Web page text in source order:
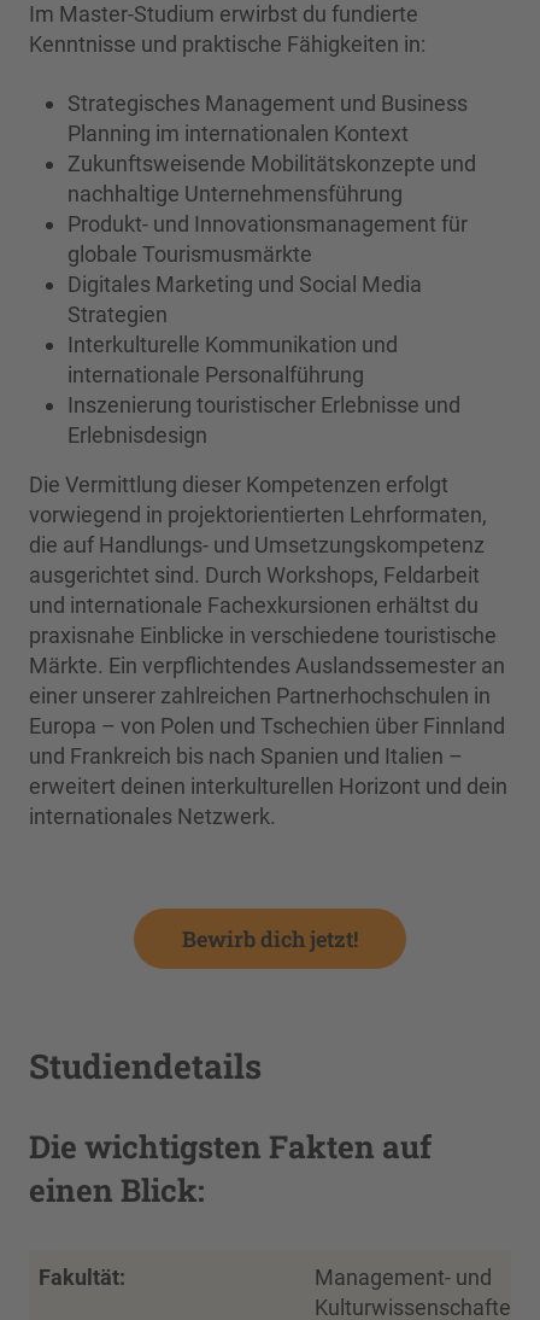
Im Master-Studium erwirbst du fundierte
Kenntnisse und praktische Fähigkeiten in:
Strategisches Management und Business
Planning im internationalen Kontext
Zukunftsweisende Mobilitätskonzepte und
nachhaltige Unternehmensführung
Produkt- und Innovationsmanagement für
globale Tourismusmärkte
Digitales Marketing und Social Media
Strategien
Interkulturelle Kommunikation und
internationale Personalführung
Inszenierung touristischer Erlebnisse und
Erlebnisdesign
Die Vermittlung dieser Kompetenzen erfolgt
vorwiegend in projektorientierten Lehrformaten,
die auf Handlungs- und Umsetzungskompetenz
ausgerichtet sind. Durch Workshops, Feldarbeit
und internationale Fachexkursionen erhältst du
praxisnahe Einblicke in verschiedene touristische
Märkte. Ein verpflichtendes Auslandssemester an
einer unserer zahlreichen Partnerhochschulen in
Europa – von Polen und Tschechien über Finnland
und Frankreich bis nach Spanien und Italien –
erweitert deinen interkulturellen Horizont und dein
internationales Netzwerk.
Bewirb dich jetzt!
Studiendetails
Die wichtigsten Fakten auf
einen Blick:
Fakultät:
Management- und
Kulturwissenschaften